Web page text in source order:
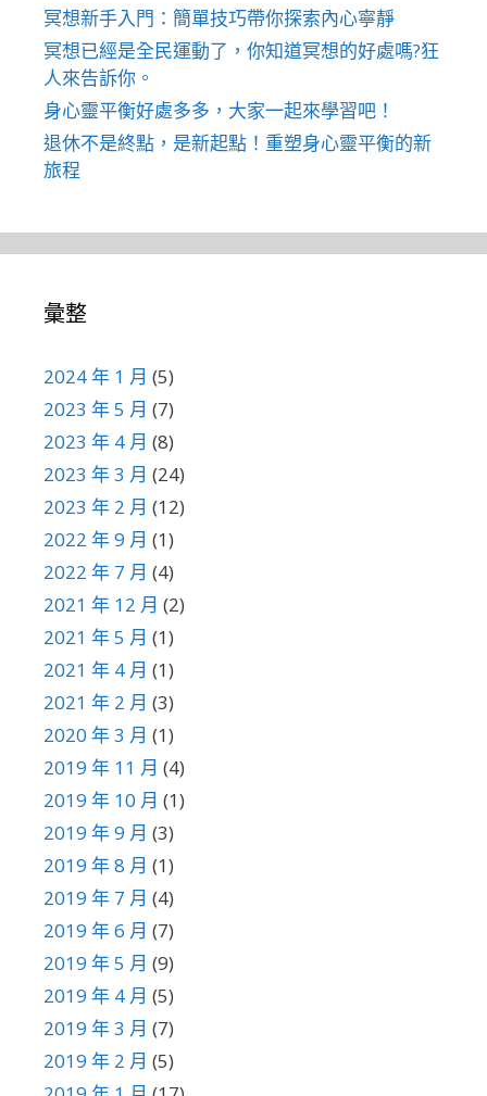
冥想新手入門：簡單技巧帶你探索內心寧靜
冥想已經是全民運動了，你知道冥想的好處嗎?狂
人來告訴你。
身心靈平衡好處多多，大家一起來學習吧！
退休不是終點，是新起點！重塑身心靈平衡的新
旅程
彙整
2024 年 1 月 (5)
2023 年 5 月 (7)
2023 年 4 月 (8)
2023 年 3 月 (24)
2023 年 2 月 (12)
2022 年 9 月 (1)
2022 年 7 月 (4)
2021 年 12 月 (2)
2021 年 5 月 (1)
2021 年 4 月 (1)
2021 年 2 月 (3)
2020 年 3 月 (1)
2019 年 11 月 (4)
2019 年 10 月 (1)
2019 年 9 月 (3)
2019 年 8 月 (1)
2019 年 7 月 (4)
2019 年 6 月 (7)
2019 年 5 月 (9)
2019 年 4 月 (5)
2019 年 3 月 (7)
2019 年 2 月 (5)